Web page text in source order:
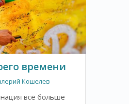
времени
Кошелев
всё больше